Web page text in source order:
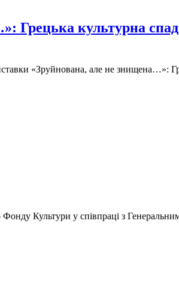
Грецька культурна
«Зруйнована, але не знищена…»:
Культури у співпраці з